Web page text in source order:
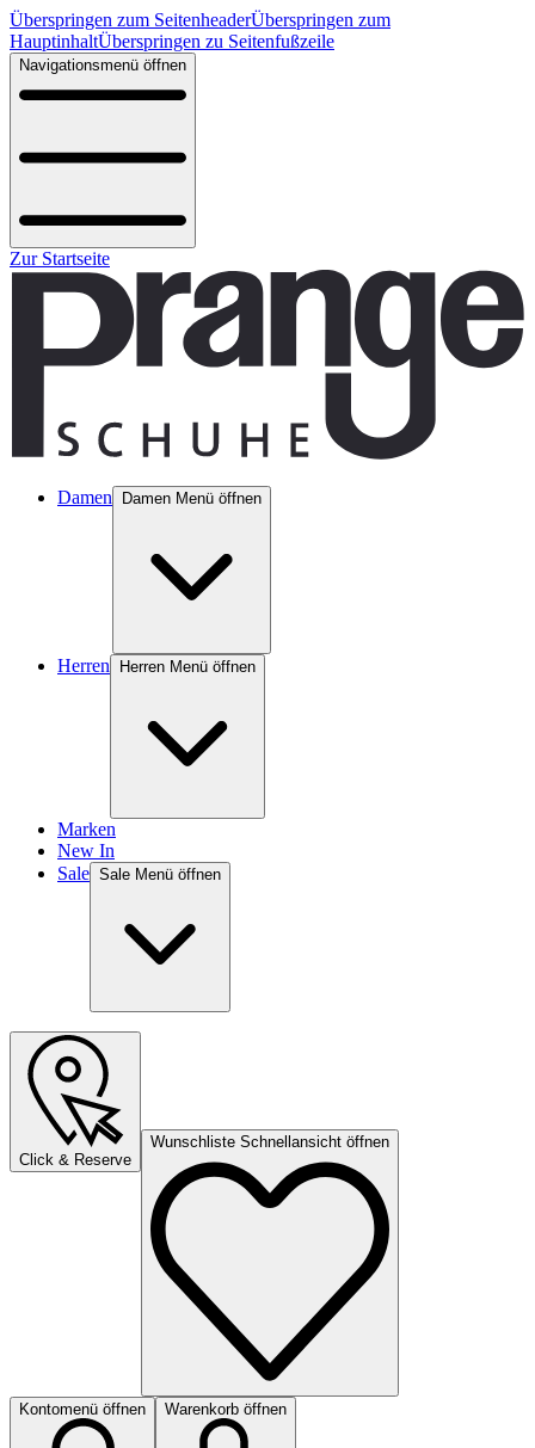
Überspringen zum SeitenheaderÜberspringen zum
HauptinhaltÜberspringen zu Seitenfußzeile
Navigationsmenü öffnen
Zur Startseite
Damen Damen Menü öffnen
Herren Herren Menü öffnen
Marken
New In
Sale Sale Menü öffnen
Click & Reserve
Wunschliste Schnellansicht öffnen
Kontomenü öffnen Warenkorb öffnen